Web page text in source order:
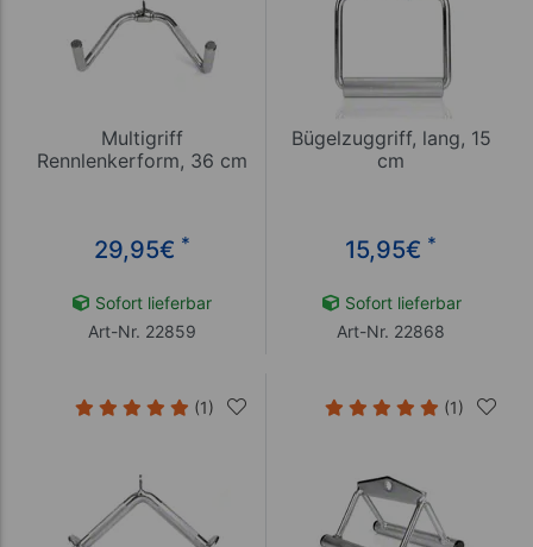
Multigriff
Rennlenkerform, 36 cm
29,95€ *
Sofort lieferbar
Art-Nr. 22859
Bügelzuggriff, lang, 15
cm
15,95€ *
Sofort lieferbar
Art-Nr. 22868
(1) (1)